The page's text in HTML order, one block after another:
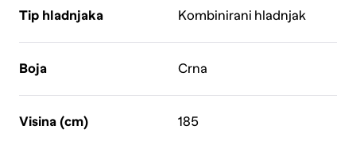
Tip hladnjaka Kombinirani hladnjak
Boja Crna
Visina (cm) 185